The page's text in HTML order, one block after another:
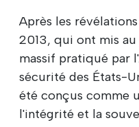
Après les
2013, qui ont mis
massif pratiqué par
sécurité des États-
été conçus comme
l'intégrité et la